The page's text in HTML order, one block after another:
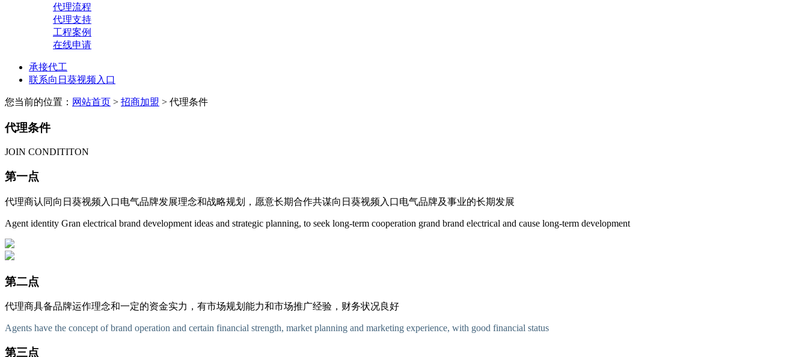
代理流程
代理支持
工程案例
在线申请
承接代工
联系向日葵视频入口
您当前的位置： 网站首页 > 招商加盟 > 代理条件
代理条件
JOIN CONDITITON
第一点
代理商认同向日葵视频入口电气品牌发展理念和战略规划，愿意长期合作共谋向日葵视频入口电气品牌及事业的长期发展
Agent identity Gran electrical brand development ideas and strategic planning, to seek long-term cooperation grand brand electrical and cause long-term development
第二点
代理商具备品牌运作理念和一定的资金实力，有市场规划能力和市场推广经验，财务状况良好
Agents have the concept of brand operation and certain financial strength, market planning and marketing experience, with good financial status
第三点